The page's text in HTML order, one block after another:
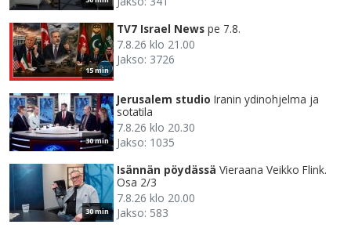
15 min
TV7 Israel News pe 7.8.
7.8.26 klo 21.00
Jakso: 3726
30 min
Jerusalem studio Iranin ydinohjelma ja
sotatila
7.8.26 klo 20.30
Jakso: 1035
30 min
Isännän pöydässä Vieraana Veikko Flink.
Osa 2/3
7.8.26 klo 20.00
Jakso: 583